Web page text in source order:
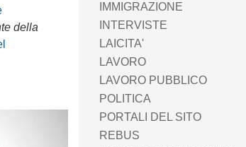
della
IMMIGRAZIONE
INTERVISTE
LAICITA'
LAVORO
LAVORO PUBBLICO
POLITICA
PORTALI DEL SITO
REBUS